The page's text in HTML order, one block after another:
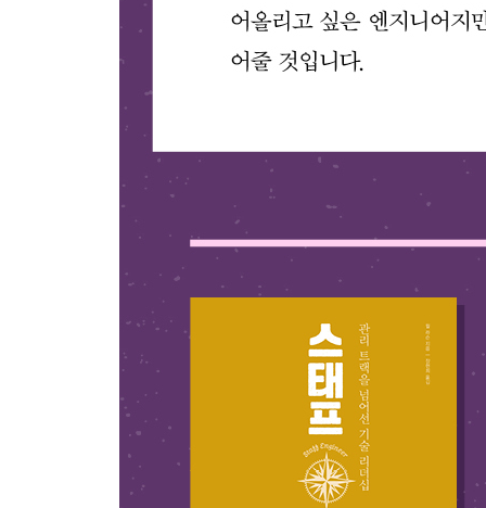
6 구직에 대비하라
1 여러분에게 얼마의 비용이 드는가
2 손익계산서 읽기
__수익
3 평균
4 운영 비용과 자본 비용
__두 가지 유형의 비용 이해하기
__사업적 결정에 미치는 영향
5 비즈니스 아키텍처
__더 읽을거리
21장 구직을 준비하라
1 지금 해야 할 구직 활동